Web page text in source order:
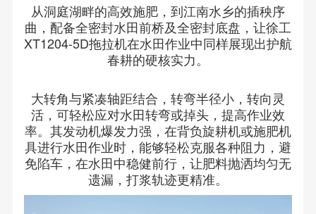
从洞庭湖畔的高效施肥，到江南水乡的插秧序
曲，配备全密封水田前桥及全密封底盘，让徐工
XT1204-5D拖拉机在水田作业中同样展现出护航
春耕的硬核实力。
大转角与紧凑轴距结合，转弯半径小，转向灵
活，可轻松应对水田转弯或掉头，提高作业效
率。其发动机爆发力强，在背负旋耕机或施肥机
具进行水田作业时，能够轻松克服各种阻力，避
免陷车，在水田中稳健前行，让肥料抛洒均匀无
遗漏，打浆轨迹更精准。